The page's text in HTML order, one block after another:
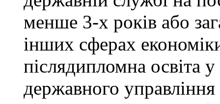
менше 3-х років або
інших сферах
післядипломна освіта
державного управління